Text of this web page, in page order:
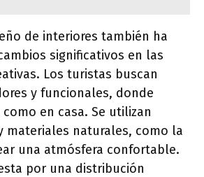
de interiores también ha
significativos en las
Los turistas buscan
y funcionales, donde
en casa. Se utilizan
materiales naturales, como la
una atmósfera confortable.
por una distribución